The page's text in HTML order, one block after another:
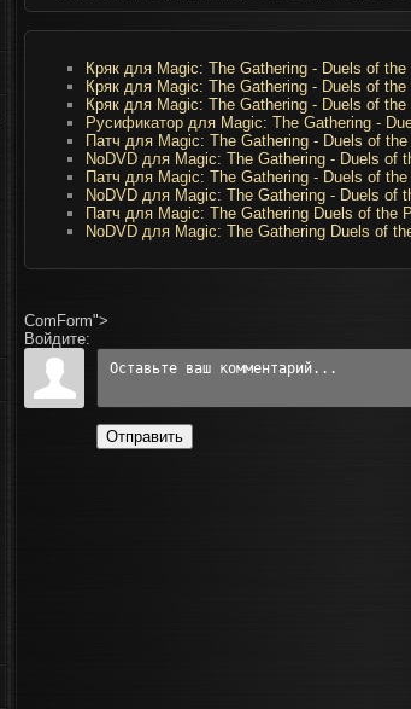
Кряк для Magic: The Gathering - Duels of
Кряк для Magic: The Gathering - Duels of
Кряк для Magic: The Gathering - Duels of
Русификатор для Magic: The Gathering -
Патч для Magic: The Gathering - Duels of
NoDVD для Magic: The Gathering - Duels of
Патч для Magic: The Gathering - Duels of
NoDVD для Magic: The Gathering - Duels of
Патч для Magic: The Gathering Duels of the
NoDVD для Magic: The Gathering Duels of
ComForm">
Войдите:
Отправить